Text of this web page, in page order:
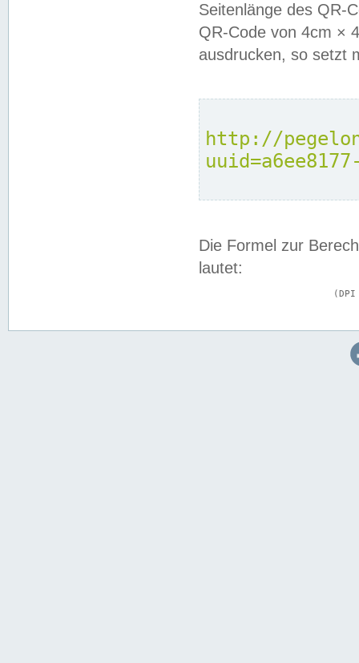
Seitenlänge des QR-
QR-Code von 4cm ×
ausdrucken, so setzt
http://
Die Formel zur
lautet: